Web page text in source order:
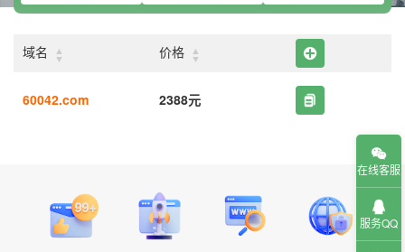
域名 ▲
▼ 价格 ▲
▼
60042.com 2388元
在线客服
服务QQ